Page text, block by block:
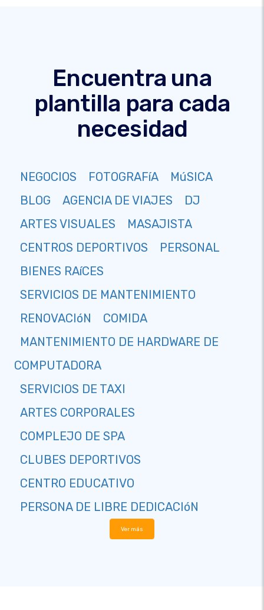
Encuentra una
plantilla para cada
necesidad
NEGOCIOS FOTOGRAFíA
MúSICA
BLOG
AGENCIA DE VIAJES
DJ
ARTES VISUALES
MASAJISTA
CENTROS DEPORTIVOS
PERSONAL
BIENES RAíCES
SERVICIOS DE MANTENIMIENTO
RENOVACIóN
COMIDA
MANTENIMIENTO DE HARDWARE DE
COMPUTADORA
SERVICIOS DE TAXI
ARTES CORPORALES
COMPLEJO DE SPA
CLUBES DEPORTIVOS
CENTRO EDUCATIVO
PERSONA DE LIBRE DEDICACIóN
Ver más